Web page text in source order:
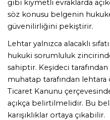
gibi kıymetli evraklarda
söz konusu belgenin
güvenilirliğini pekiştirir.
Lehtar yalnızca alacaklı
hukuki sorumluluk
sahiptir. Keşideci
muhatap tarafından
Ticaret Kanunu
açıkça belirtilmelidir. Bu
karışıklıklar ortaya çıkabilir.